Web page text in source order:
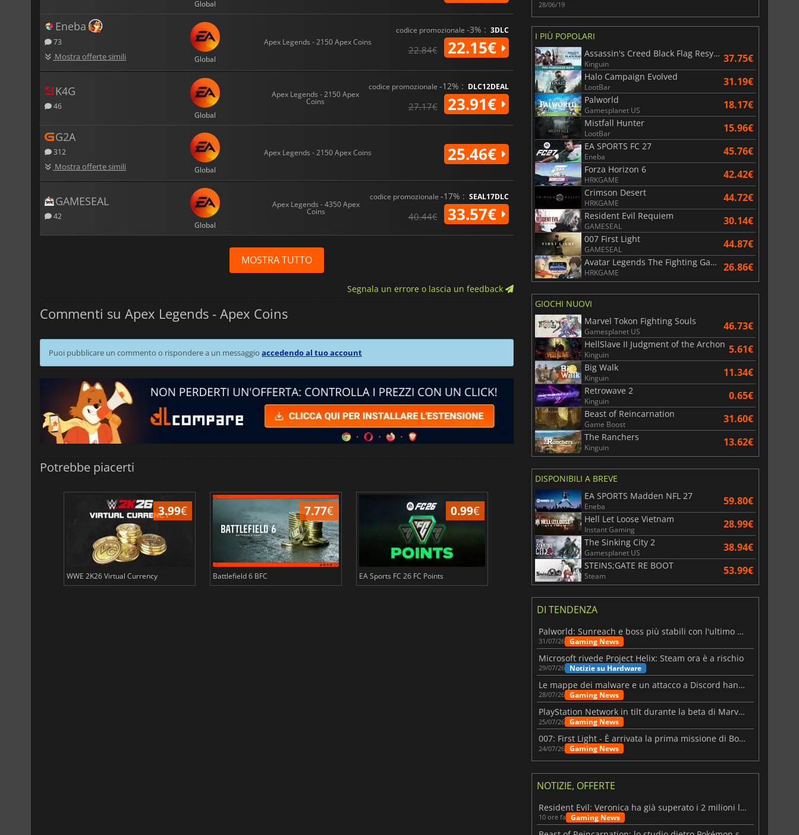
Global
Eneba
73
Mostra offerte simili Global
Apex Legends - 2150 Apex Coins
codice promozionale -3% : 3DLC
22.84€ 22.15€
K4G
46
Global
Apex Legends - 2150 Apex
Coins
codice promozionale -12% : DLC12DEAL
27.17€ 23.91€
G2A
312
Mostra offerte simili Global
Apex Legends - 2150 Apex Coins 25.46€
GAMESEAL
42
Global
Apex Legends - 4350 Apex
Coins
codice promozionale -17% : SEAL17DLC
40.44€ 33.57€
MOSTRA TUTTO
Segnala un errore o lascia un feedback
Commenti su Apex Legends - Apex Coins
Puoi pubblicare un commento o rispondere a un messaggio accedendo al tuo account
Potrebbe piacerti
3.99€
WWE 2K26 Virtual Currency
7.77€
Battlefield 6 BFC
0.99€
EA Sports FC 26 FC Points
3.65€
NBA 2K26 Virtual Currency
7.49
Madden NFL 26 Points
28/06/19
I PIÙ POPOLARI
Assassin's Creed Black Flag Resynced
Kinguin 37.75€
Halo Campaign Evolved
LootBar 31.19€
Palworld
Gamesplanet US 18.17€
Mistfall Hunter
LootBar 15.96€
EA SPORTS FC 27
Eneba 45.76€
Forza Horizon 6
HRKGAME 42.42€
Crimson Desert
HRKGAME 44.72€
Resident Evil Requiem
GAMESEAL 30.14€
007 First Light
GAMESEAL 44.87€
Avatar Legends The Fighting Game
HRKGAME 26.86€
GIOCHI NUOVI
Marvel Tokon Fighting Souls
Gamesplanet US 46.73€
HellSlave II Judgment of the Archon
Kinguin 5.61€
Big Walk
Kinguin 11.34€
Retrowave 2
Kinguin 0.65€
Beast of Reincarnation
Game Boost 31.60€
The Ranchers
Kinguin 13.62€
DISPONIBILI A BREVE
EA SPORTS Madden NFL 27
Eneba 59.80€
Hell Let Loose Vietnam
Instant Gaming 28.99€
The Sinking City 2
Gamesplanet US 38.94€
STEINS;GATE RE BOOT
Steam 53.99€
DI TENDENZA
Palworld: Sunreach e boss più stabili con l'ultimo update
31/07/26 Gaming News
Microsoft rivede Project Helix: Steam ora è a rischio
29/07/26 Notizie su Hardware
Le mappe dei malware e un attacco a Discord hanno colpito Meccha Chameleon
28/07/26 Gaming News
PlayStation Network in tilt durante la beta di Marvel Tōkon
25/07/26 Gaming News
007: First Light - È arrivata la prima missione di Bond dopo il lancio
24/07/26 Gaming News
NOTIZIE, OFFERTE
Resident Evil: Veronica ha già superato i 2 milioni liste dei desideri
10 ore fa Gaming News